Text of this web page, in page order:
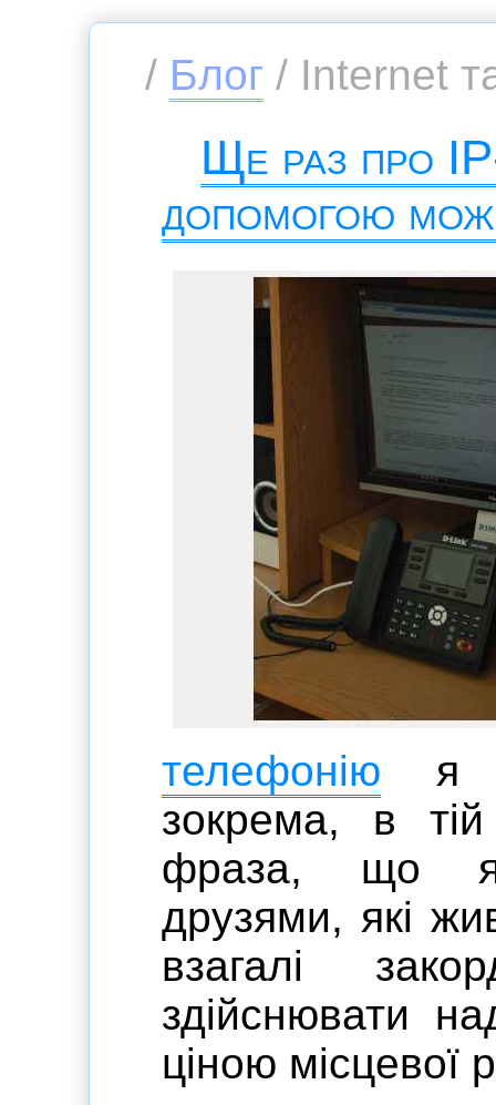
/ Блог / Internet
Ще раз про
допомогою
телефонію я
зокрема, в тій
фраза, що
друзями, які
взагалі
здійснювати
ціною місцевої